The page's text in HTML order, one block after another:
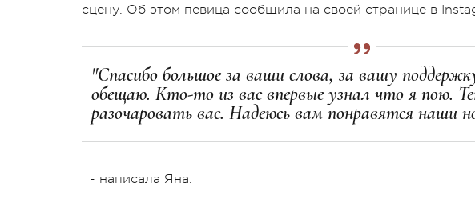
сцену. Об этом певица сообщила на своей странице в
"Спасибо большое за ваши слова, за вашу
обещаю. Кто-то из вас впервые узнал что я пою.
разочаровать вас. Надеюсь вам понравятся наши
- написала Яна.